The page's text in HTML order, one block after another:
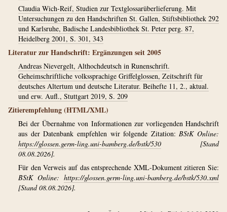
Claudia Wich-Reif, Studien zur Textglossarüberlieferung. Mit
Untersuchungen zu den Handschriften St. Gallen, Stiftsbibliothek 292
und Karlsruhe, Badische Landesbibliothek St. Peter perg. 87,
Heidelberg 2001, S. 301, 343
Literatur zur Handschrift: Ergänzungen seit 2005
Andreas Nievergelt, Althochdeutsch in Runenschrift.
Geheimschriftliche volkssprachige Griffelglossen, Zeitschrift für
deutsches Altertum und deutsche Literatur. Beihefte 11, 2., aktual.
und erw. Aufl., Stuttgart 2019, S. 209
Zitierempfehlung (HTML/XML)
Bei der Übernahme von Informationen zur vorliegenden Handschrift
aus der Datenbank empfehlen wir folgende Zitation:BStK Online:
https://glossen.germ-ling.uni-bamberg.de/bstk/530 [Stand
08.08.2026].
Für den Verweis auf das entsprechende XML-Dokument zitieren Sie:
BStK Online: https://glossen.germ-ling.uni-bamberg.de/bstk/530.xml
[Stand 08.08.2026].